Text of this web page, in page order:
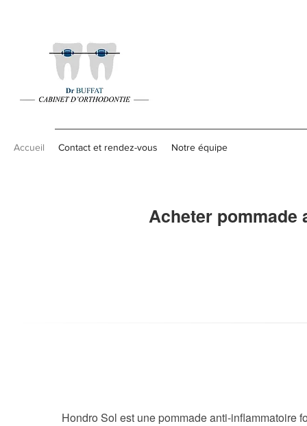
Accueil Contact et rendez-vous Notre équipe
Acheter pommade
Hondro Sol est une pommade anti-inflammatoire